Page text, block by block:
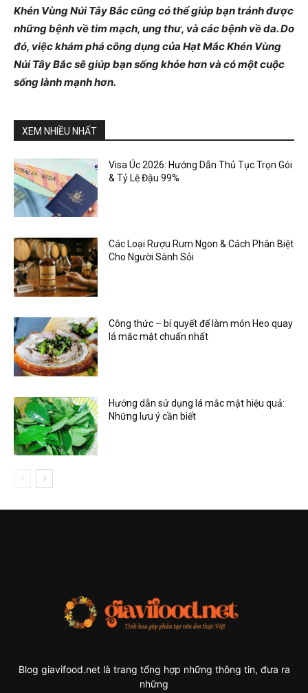
Khén Vùng Núi Tây Bắc cũng có thể giúp bạn tránh được
những bệnh về tim mạch, ung thư, và các bệnh về da. Do
đó, việc khám phá công dụng của Hạt Mắc Khén Vùng
Núi Tây Bắc sẽ giúp bạn sống khỏe hơn và có một cuộc
sống lành mạnh hơn.
XEM NHIỀU NHẤT
Visa Úc 2026: Hướng Dẫn Thủ Tục Trọn Gói
& Tỷ Lệ Đậu 99%
Các Loại Rượu Rum Ngon & Cách Phân Biệt
Cho Người Sành Sỏi
Công thức – bí quyết để làm món Heo quay
lá mắc mật chuẩn nhất
Hướng dẫn sử dụng lá mắc mật hiệu quả:
Những lưu ý cần biết
Blog giavifood.net là trang tổng hợp những thông tin, đưa ra
những